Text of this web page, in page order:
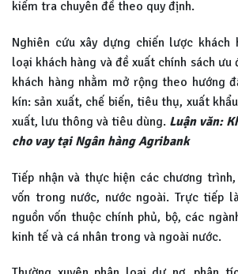
kiểm tra chuyên đề theo quy định.
Nghiên cứu xây dựng chiến lược khách
loại khách hàng và đề xuất chính sách
khách hàng nhằm mở rộng theo hướng
kín: sản xuất, chế biến, tiêu thụ, xuất
xuất, lưu thông và tiêu dùng. Luận văn:
cho vay tại Ngân hàng Agribank
Tiếp nhận và thực hiện các chương
vốn trong nước, nước ngoài. Trực tiếp
nguồn vốn thuộc chính phủ, bộ, các
kinh tế và cá nhân trong và ngoài nước.